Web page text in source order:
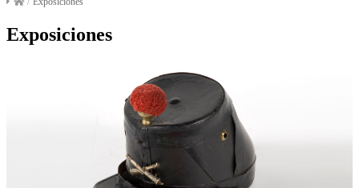
Exposiciones